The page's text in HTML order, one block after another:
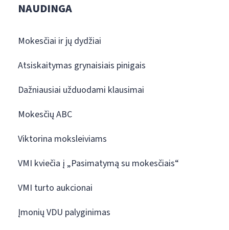
NAUDINGA
Mokesčiai ir jų dydžiai
Atsiskaitymas grynaisiais pinigais
Dažniausiai užduodami klausimai
Mokesčių ABC
Viktorina moksleiviams
VMI kviečia į „Pasimatymą su mokesčiais“
VMI turto aukcionai
Įmonių VDU palyginimas